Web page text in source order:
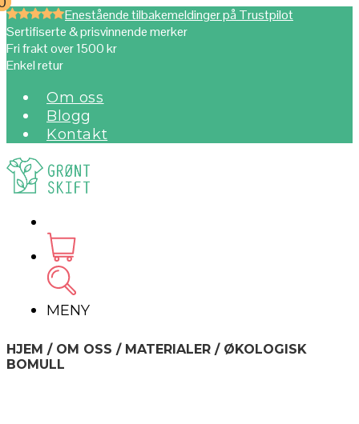
Enestående tilbakemeldinger på Trustpilot
Sertifiserte & prisvinnende merker
Fri frakt over 1500 kr
Enkel retur
Om oss
Blogg
Kontakt
MENY
HJEM / OM OSS / MATERIALER / ØKOLOGISK
BOMULL